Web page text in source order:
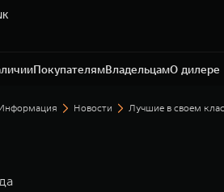
ПокупателямВладельцамО дилере
д. 318
Новости Лучшие в своем